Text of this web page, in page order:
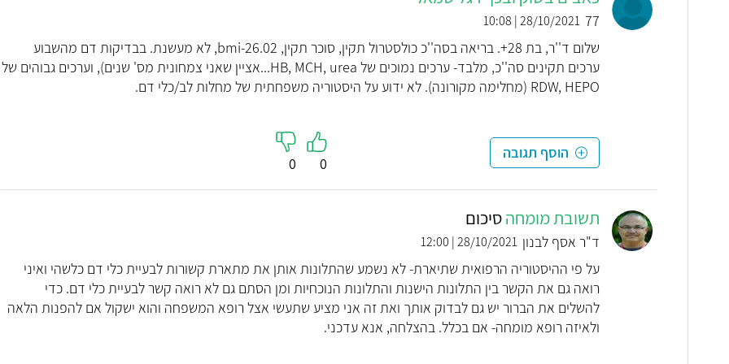
77
28/10/2021 | 10:08
שלום ד''ר, בת 28+. בריאה בסה''כ כולסטרול תקין, סוכר תקין, bmi-26.02, לא מעשנת. בבדיקות דם מהשבוע
ערכים תקינים סה''כ, מלבד- ערכים נמוכים של HB, MCH, urea...אציין שאני צמחונית מס' שנים), וערכים גבוהים של
RDW, HEPO (מחלימה מקורונה). לא ידוע על היסטוריה משפחתית של מחלות לב/כלי דם.
הוסף תגובה
0
0
תשובת מומחהסיכום
ד"ר אסף לבנון 28/10/2021 | 12:00
על פי ההיסטוריה הרפואית שתיארת- לא נשמע שהתלונות אותן את מתארת קשורות לבעיית כלי דם כלשהי ואיני
רואה גם את הקשר בין התלונות הישנות והתלונות הנוכחיות ומן הסתם גם לא רואה קשר לבעיית כלי דם. כדי
להשלים את הברור יש גם לבדוק אותך ואת זה אני מציע שתעשי אצל רופא המשפחה והוא ישקול אם להפנות הלאה
ולאיזה רופא מומחה- אם בכלל. בהצלחה, אנא עדכני.
כל הדרך. ברמה
אותי. הרגשתי שאני
שמעניק יחס אישי,
לכל שאלה.